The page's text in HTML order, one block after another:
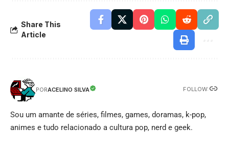
Share This
Article
PORACELINO SILVA FOLLOW:
Sou um amante de séries, filmes, games, doramas, k-pop,
animes e tudo relacionado a cultura pop, nerd e geek.